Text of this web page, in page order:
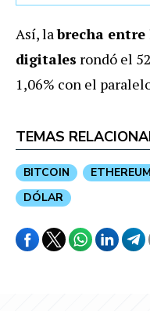
Así, labrecha
digitales rondó el
1,06% con el
TEMAS
BITCOIN ETHEREUM
DÓLAR